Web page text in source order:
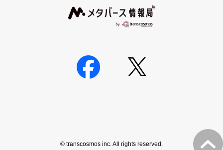
© transcosmos inc. All rights reserved.